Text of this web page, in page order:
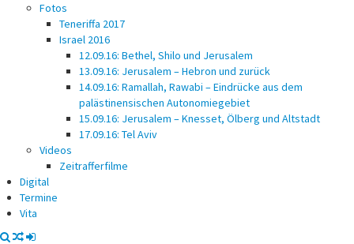
Fotos
Teneriffa 2017
Israel 2016
12.09.16: Bethel, Shilo und Jerusalem
13.09.16: Jerusalem – Hebron und zurück
14.09.16: Ramallah, Rawabi – Eindrücke aus dem
palästinensischen Autonomiegebiet
15.09.16: Jerusalem – Knesset, Ölberg und Altstadt
17.09.16: Tel Aviv
Videos
Zeitrafferfilme
Digital
Termine
Vita